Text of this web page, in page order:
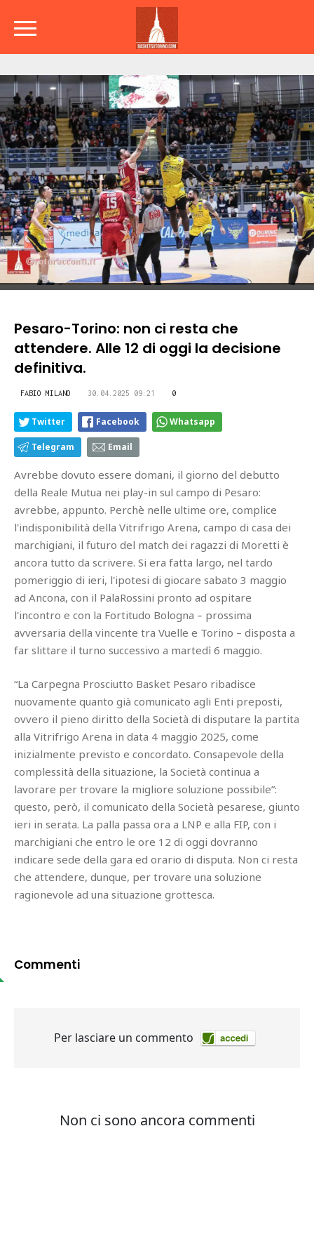
Pesaro-Torino: non ci resta che
attendere. Alle 12 di oggi la decisione
definitiva.
FABIO MILANO 30.04.2025 09:21 0
Twitter Facebook Whatsapp
Telegram Email
Avrebbe dovuto essere domani, il giorno del debutto
della Reale Mutua nei play-in sul campo di Pesaro:
avrebbe, appunto. Perchè nelle ultime ore, complice
l'indisponibilità della Vitrifrigo Arena, campo di casa dei
marchigiani, il futuro del match dei ragazzi di Moretti è
ancora tutto da scrivere. Si era fatta largo, nel tardo
pomeriggio di ieri, l'ipotesi di giocare sabato 3 maggio
ad Ancona, con il PalaRossini pronto ad ospitare
l'incontro e con la Fortitudo Bologna – prossima
avversaria della vincente tra Vuelle e Torino – disposta a
far slittare il turno successivo a martedì 6 maggio.
“La Carpegna Prosciutto Basket Pesaro ribadisce
nuovamente quanto già comunicato agli Enti preposti,
ovvero il pieno diritto della Società di disputare la partita
alla Vitrifrigo Arena in data 4 maggio 2025, come
inizialmente previsto e concordato. Consapevole della
complessità della situazione, la Società continua a
lavorare per trovare la migliore soluzione possibile”:
questo, però, il comunicato della Società pesarese, giunto
ieri in serata. La palla passa ora a LNP e alla FIP, con i
marchigiani che entro le ore 12 di oggi dovranno
indicare sede della gara ed orario di disputa. Non ci resta
che attendere, dunque, per trovare una soluzione
ragionevole ad una situazione grottesca.
Commenti